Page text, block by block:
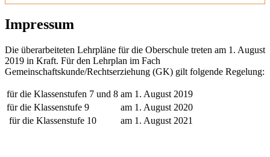
Impressum
Die überarbeiteten Lehrpläne für die Oberschule treten am 1. August
2019 in Kraft. Für den Lehrplan im Fach
Gemeinschaftskunde/Rechtserziehung (GK) gilt folgende Regelung:
für die Klassenstufen 7 und 8 am 1. August 2019
für die Klassenstufe 9
am 1. August 2020
für die Klassenstufe 10
am 1. August 2021